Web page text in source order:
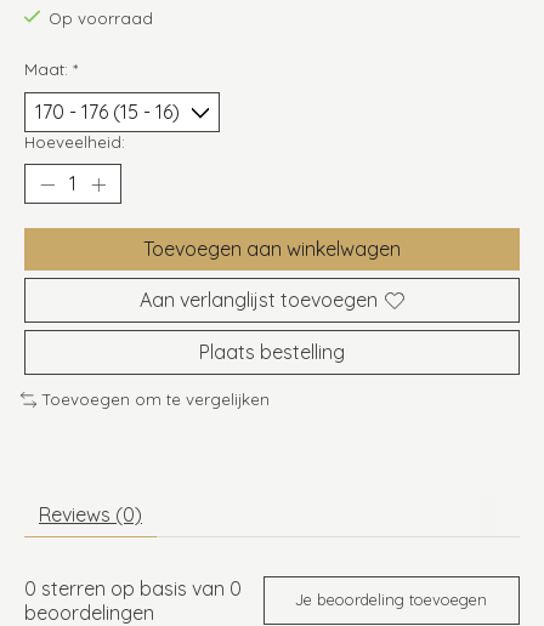
Op voorraad
Maat: *
Hoeveelheid:
Toevoegen aan winkelwagen
Aan verlanglijst toevoegen
Plaats bestelling
Toevoegen om te vergelijken
Reviews (0)
0 sterren op basis van 0
beoordelingen
Je beoordeling toevoegen